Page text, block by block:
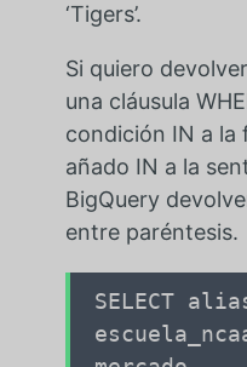
‘Tigers’.
Si quiero
una cláusula
condición IN a la
añado IN a la
BigQuery
entre paréntesis.
SELECT